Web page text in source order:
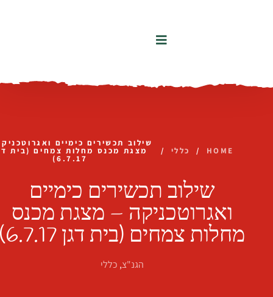
HOME
/ כללי /
שילוב תכשירים כימיים
מצגת מכנס מחלות צמחים (בית
6.7.17)
שילוב תכשירים כימיים
ואגרוטכניקה – מצגת מכנס
מחלות צמחים (בית דגן 6.7.17)
הגנ"צ, כללי